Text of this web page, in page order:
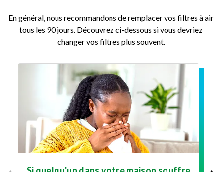
En général, nous recommandons de remplacer vos filtres à air
tous les 90 jours. Découvrez ci-dessous si vous devriez
changer vos filtres plus souvent.